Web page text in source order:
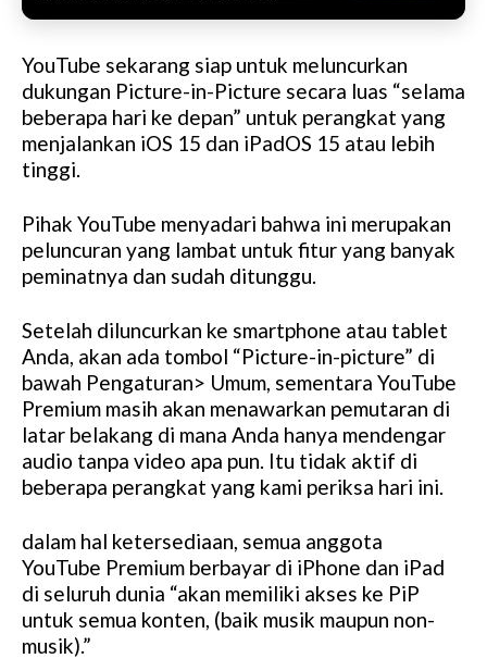
YouTube sekarang siap untuk meluncurkan
dukungan Picture-in-Picture secara luas “selama
beberapa hari ke depan” untuk perangkat yang
menjalankan iOS 15 dan iPadOS 15 atau lebih
tinggi.
Pihak YouTube menyadari bahwa ini merupakan
peluncuran yang lambat untuk fitur yang banyak
peminatnya dan sudah ditunggu.
Setelah diluncurkan ke smartphone atau tablet
Anda, akan ada tombol “Picture-in-picture” di
bawah Pengaturan> Umum, sementara YouTube
Premium masih akan menawarkan pemutaran di
latar belakang di mana Anda hanya mendengar
audio tanpa video apa pun. Itu tidak aktif di
beberapa perangkat yang kami periksa hari ini.
dalam hal ketersediaan, semua anggota
YouTube Premium berbayar di iPhone dan iPad
di seluruh dunia “akan memiliki akses ke PiP
untuk semua konten, (baik musik maupun non-
musik).”